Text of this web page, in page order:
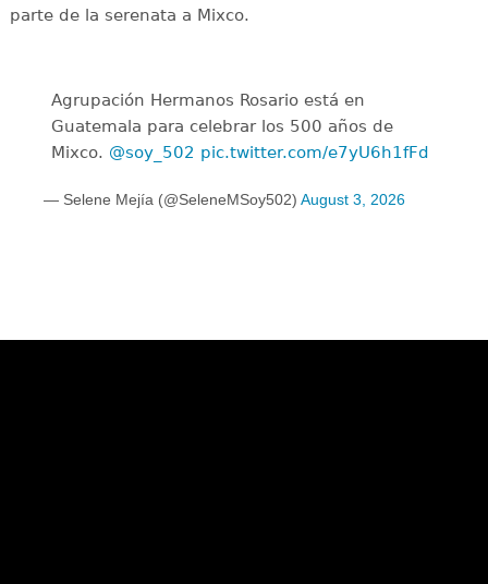
parte de la serenata a Mixco.
Agrupación Hermanos Rosario está en
Guatemala para celebrar los 500 años de
Mixco. @soy_502 pic.twitter.com/e7yU6h1fFd
— Selene Mejía (@SeleneMSoy502) August 3, 2026